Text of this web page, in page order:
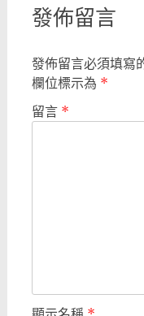
發佈留言
發佈留言必須填寫
欄位標示為 *
留言 *